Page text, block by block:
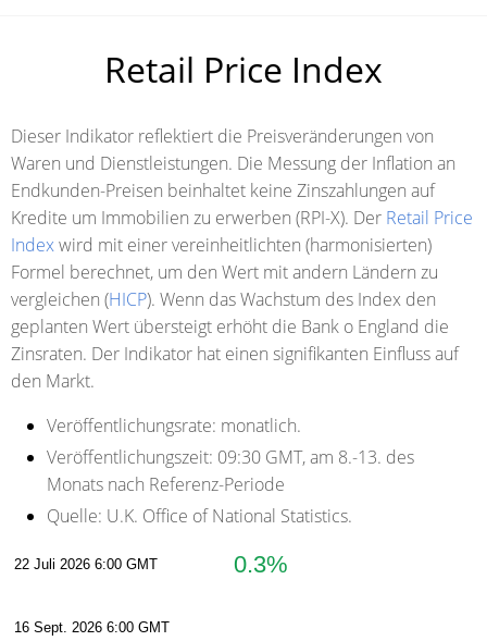
Retail Price Index
Dieser Indikator reflektiert die Preisveränderungen von
Waren und Dienstleistungen. Die Messung der Inflation an
Endkunden-Preisen beinhaltet keine Zinszahlungen auf
Kredite um Immobilien zu erwerben (RPI-X). Der Retail Price
Indexwird mit einer vereinheitlichten (harmonisierten)
Formel berechnet, um den Wert mit andern Ländern zu
vergleichen (HICP). Wenn das Wachstum des Index den
geplanten Wert übersteigt erhöht die Bank o England die
Zinsraten. Der Indikator hat einen signifikanten Einfluss auf
den Markt.
Veröffentlichungsrate: monatlich.
Veröffentlichungszeit: 09:30 GMT, am 8.-13. des
Monats nach Referenz-Periode
Quelle: U.K. Office of National Statistics.